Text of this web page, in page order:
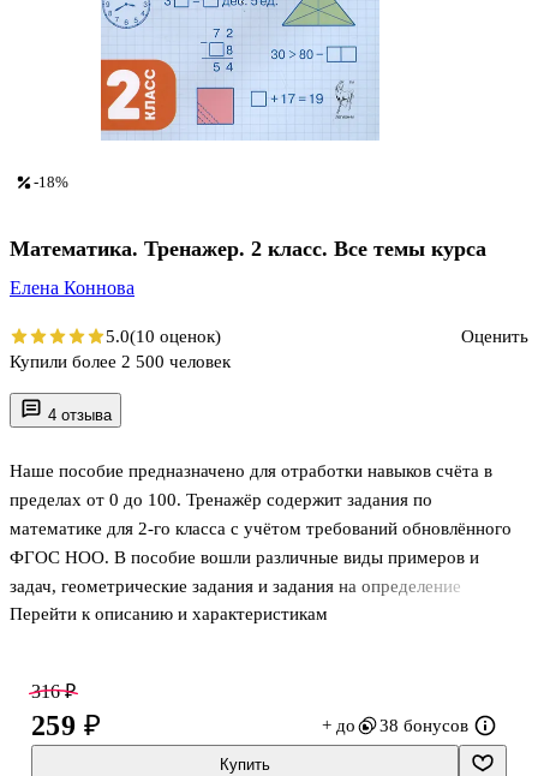
4 отзыва
Наше пособие предназначено для отработки навыков счёта в
пределах от 0 до 100. Тренажёр содержит задания по
математике для 2-го класса с учётом требований обновлённого
ФГОС НОО. В пособие вошли различные виды примеров и
задач, геометрические задания и задания на определение
времени.
Перейти к описанию и характеристикам
-18%
Математика. Тренажер. 2 класс. Все темы курса
Елена Коннова
5.0(10 оценок)
Оценить
Купили более 2 500 человек
316 ₽
259 ₽ + до 38 бонусов
Купить